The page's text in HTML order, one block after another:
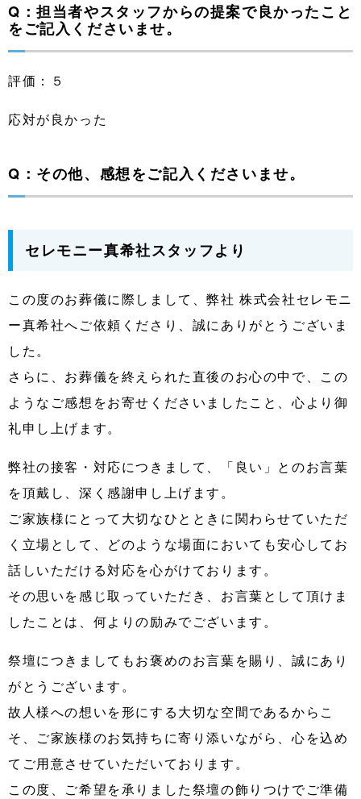
Q：担当者やスタッフからの提案で良かったこと
をご記入くださいませ。
評価：５
応対が良かった
Q：その他、感想をご記入くださいませ。
セレモニー真希社スタッフより
この度のお葬儀に際しまして、弊社 株式会社セレモニ
ー真希社へご依頼くださり、誠にありがとうございま
した。
さらに、お葬儀を終えられた直後のお心の中で、この
ようなご感想をお寄せくださいましたこと、心より御
礼申し上げます。
弊社の接客・対応につきまして、「良い」とのお言葉
を頂戴し、深く感謝申し上げます。
ご家族様にとって大切なひとときに関わらせていただ
く立場として、どのような場面においても安心してお
話しいただける対応を心がけております。
その思いを感じ取っていただき、お言葉として頂けま
したことは、何よりの励みでございます。
祭壇につきましてもお褒めのお言葉を賜り、誠にあり
がとうございます。
故人様への想いを形にする大切な空間であるからこ
そ、ご家族様のお気持ちに寄り添いながら、心を込め
てご用意させていただいております。
この度、ご希望を承りました祭壇の飾りつけでご準備